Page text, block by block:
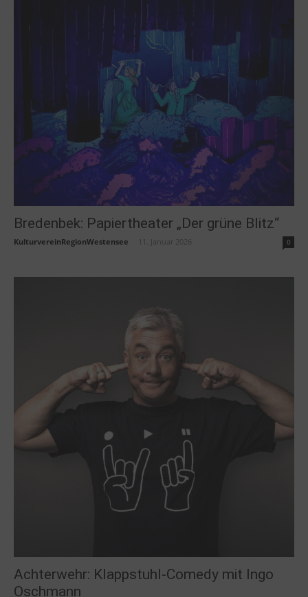
Bredenbek: Papiertheater „Der grüne Blitz“
KulturvereinRegionWestensee 11. Januar 2026 0
Achterwehr: Klappstuhl-Comedy mit Ingo
Oschmann